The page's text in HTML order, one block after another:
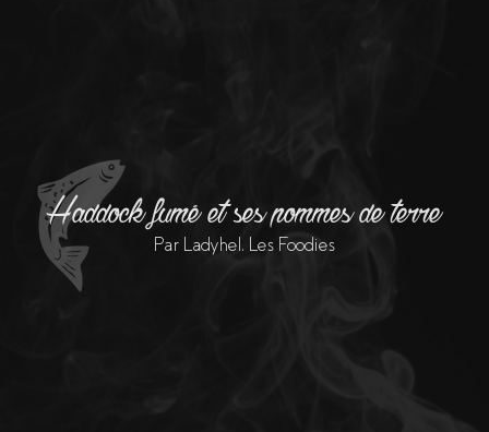
Haddock fumé et ses pommes de terre
Par Ladyhel, Les Foodies